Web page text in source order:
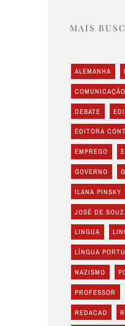
MAIS
ALEMANHA
COMUNICAÇÃO
DEBATE
EDITORA
EMPREGO
GOVERNO
ILANA PINSKY
JOSÉ DE
LINGUA
LÍNGUA
NAZISMO
PROFESSOR
REDACAO